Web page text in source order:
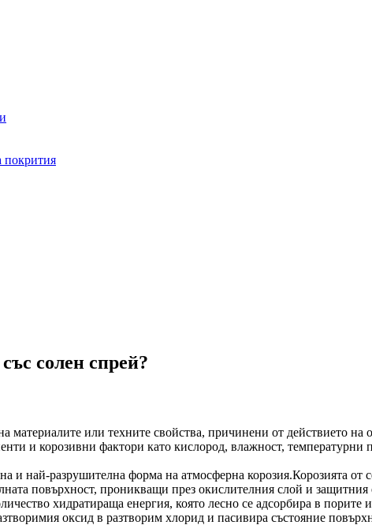
покрития
солен спрей?
материалите или техните свойства, причинени от действието на
и корозивни фактори като кислород, влажност, температурни
и най-разрушителна форма на атмосферна корозия.Корозията
повърхност, проникващи през окислителния слой и
хидратираща енергия, която лесно се адсорбира в
оксид в разтворим хлорид и пасивира състояние